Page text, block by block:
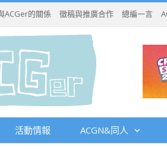
ACGer的關係 徵稿與推廣合作 總編一言
活動情報 ACGN&同人